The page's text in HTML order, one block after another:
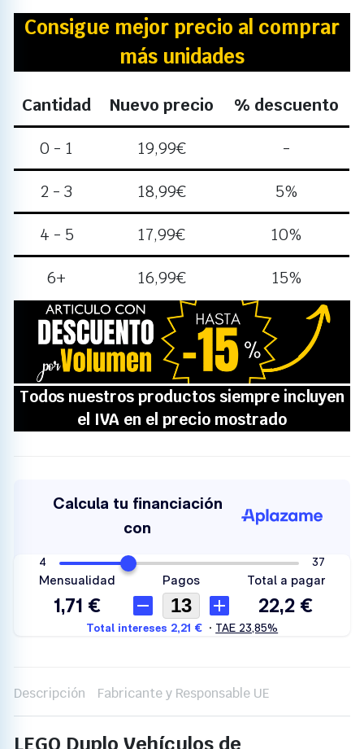
Consigue mejor precio al comprar
más unidades
Cantidad Nuevo precio % descuento
0 - 1 19,99€ -
2 - 3 18,99€ 5%
4 - 5 17,99€ 10%
6+ 16,99€ 15%
Descripción Fabricante y Responsable UE
LEGO Duplo Vehículos de